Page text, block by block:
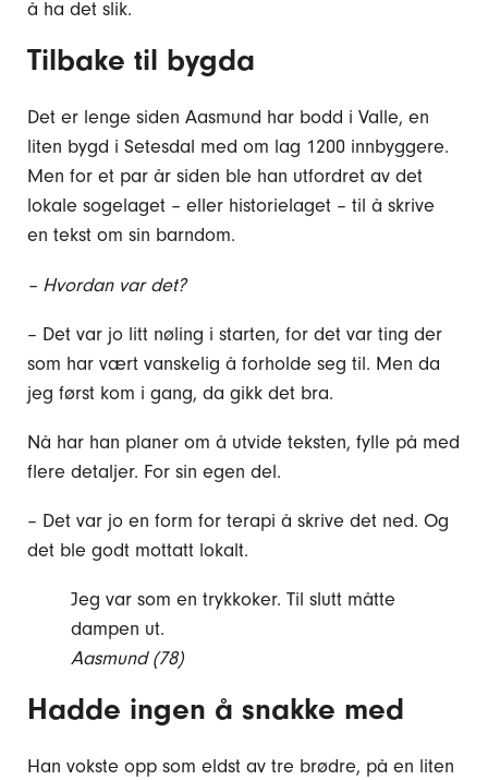
å ha det slik.
Tilbake til bygda
Det er lenge siden Aasmund har bodd i Valle, en
liten bygd i Setesdal med om lag 1200 innbyggere.
Men for et par år siden ble han utfordret av det
lokale sogelaget – eller historielaget – til å skrive
en tekst om sin barndom.
– Hvordan var det?
– Det var jo litt nøling i starten, for det var ting der
som har vært vanskelig å forholde seg til. Men da
jeg først kom i gang, da gikk det bra.
Nå har han planer om å utvide teksten, fylle på med
flere detaljer. For sin egen del.
– Det var jo en form for terapi å skrive det ned. Og
det ble godt mottatt lokalt.
Jeg var som en trykkoker. Til slutt måtte
dampen ut.
Aasmund (78)
Hadde ingen å snakke med
Han vokste opp som eldst av tre brødre, på en liten